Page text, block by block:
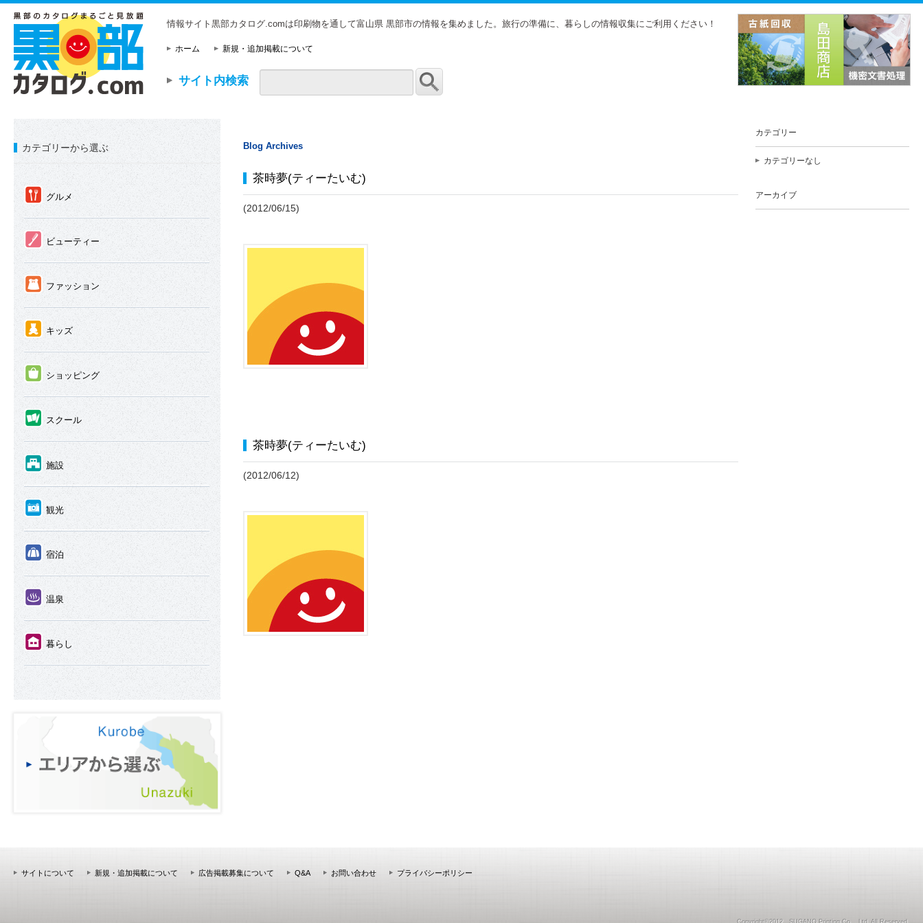
情報サイト黒部カタログ.comは印刷物を通して富山県 黒部市の情報を集めました。旅行の準備に、暮らしの情報収集にご利用ください！
ホーム 新規・追加掲載について
サイト内検索
カテゴリーから選ぶ
① グルメ
② ビューティー
③ ファッション
④ キッズ
⑤ ショッピング
⑥ スクール
⑦ 施設
⑧ 観光
⑨ 宿泊
⑩ 温泉
⑪ 暮らし
Blog Archives
茶時夢(ティーたいむ)
(2012/06/15)
茶時夢(ティーたいむ)
(2012/06/12)
カテゴリー
カテゴリーなし
アーカイブ
サイトについて 新規・追加掲載について 広告掲載募集について Q&A お問い合わせ プライバシーポリシー